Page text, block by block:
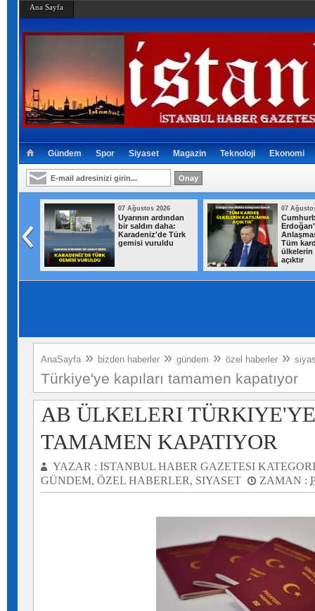
Ana Sayfa
Gündem Spor Siyaset Magazin Teknoloji Ekonomi
500
07 Ağustos 2026
Uyarının ardından
bir saldırı daha:
Karadeniz'de Türk
gemisi vuruldu
07
Tüm
ülkelerin
açıktır
AnaSayfa » bizden haberler » gündem » özel haberler »
Türkiye'ye kapıları tamamen kapatıyor
AB ÜLKELERI
TAMAMEN KAPATIYOR
YAZAR : ISTANBUL HABER GAZETESI
GÜNDEM, ÖZEL HABERLER, SIYASET ZAMAN :